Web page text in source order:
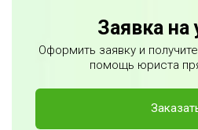
Заявка на
Оформить заявку и
помощь юриста